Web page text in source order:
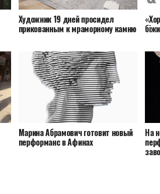
Художник 19 дней просидел
прикованным к мраморному камню
Марина Абрамович готовит новый
перформанс в Афинах
На